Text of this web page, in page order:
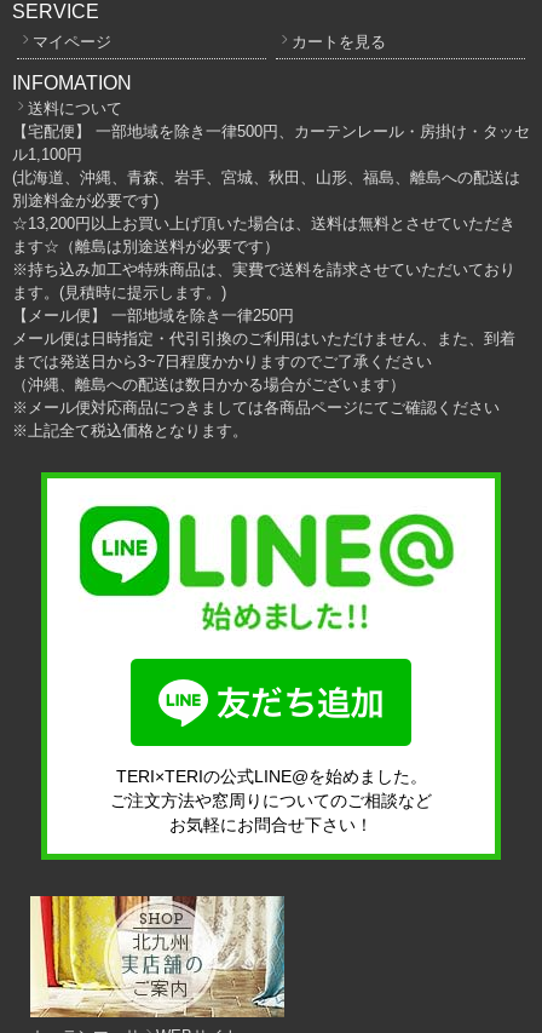
SERVICE
マイページ カートを見る
INFOMATION
送料について
【宅配便】 一部地域を除き一律500円、カーテンレール・房掛け・タッセ
ル1,100円
(北海道、沖縄、青森、岩手、宮城、秋田、山形、福島、離島への配送は
別途料金が必要です)
☆13,200円以上お買い上げ頂いた場合は、送料は無料とさせていただき
ます☆（離島は別途送料が必要です）
※持ち込み加工や特殊商品は、実費で送料を請求させていただいており
ます。(見積時に提示します。)
【メール便】 一部地域を除き一律250円
メール便は日時指定・代引引換のご利用はいただけません、また、到着
までは発送日から3~7日程度かかりますのでご了承ください
（沖縄、離島への配送は数日かかる場合がございます）
※メール便対応商品につきましては各商品ページにてご確認ください
※上記全て税込価格となります。
TERI×TERIの公式LINE@を始めました。
ご注文方法や窓周りについてのご相談など
お気軽にお問合せ下さい！